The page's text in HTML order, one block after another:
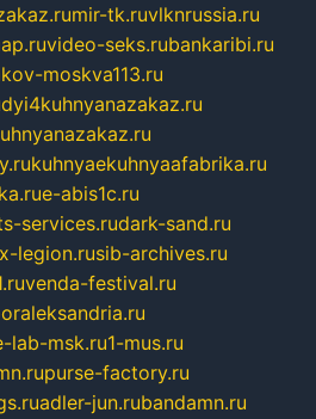
mir-tk.ruvlknrussia.ru
video-seks.rubankaribi.ru
moskva113.ru
kuhnyaekuhnyaafabrika.ru
e-abis1c.ru
services.rudark-sand.ru
x-legion.rusib-archives.ru
venda-festival.ru
lab-msk.ru1-mus.ru
purse-factory.ru
adler-jun.rubandamn.ru